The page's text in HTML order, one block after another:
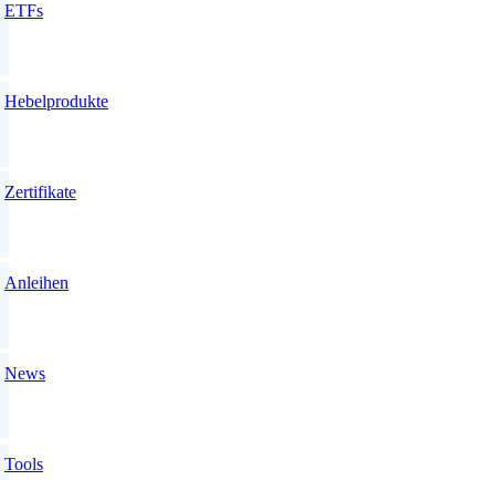
ETFs
Hebelprodukte
Zertifikate
Anleihen
News
Tools